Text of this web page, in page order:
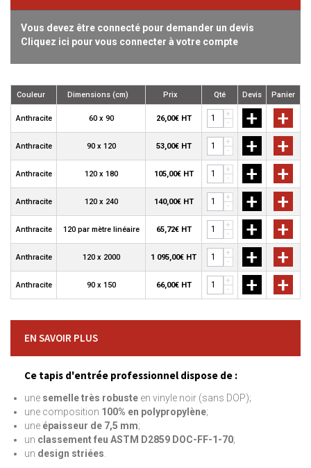
Vous devez être connecté pour demander un devis
Cliquez ici pour vous connecter à votre compte
Couleur Dimensions (cm) Prix Qté Devis Panier
Anthracite 60 x 90 26,00€ HT
+
-
+ +
Anthracite 90 x 120 53,00€ HT
+
-
+ +
Anthracite 120 x 180 105,00€ HT
+
-
+ +
Anthracite 120 x 240 140,00€ HT
+
-
+ +
Anthracite 120 par mètre linéaire 65,72€ HT
+
-
+ +
Anthracite 120 x 2000 1 095,00€ HT
+
-
+ +
Anthracite 90 x 150 66,00€ HT
+
-
+ +
EN SAVOIR PLUS
Ce tapis d'entrée professionnel dispose de :
une semelle très robuste en vinyle noir (sans DOP);
une composition 100% en polypropylène;
une épaisseur de 7,5 mm;
un classement feu ASTM D2859 DOC-FF-1-70;
un design striées